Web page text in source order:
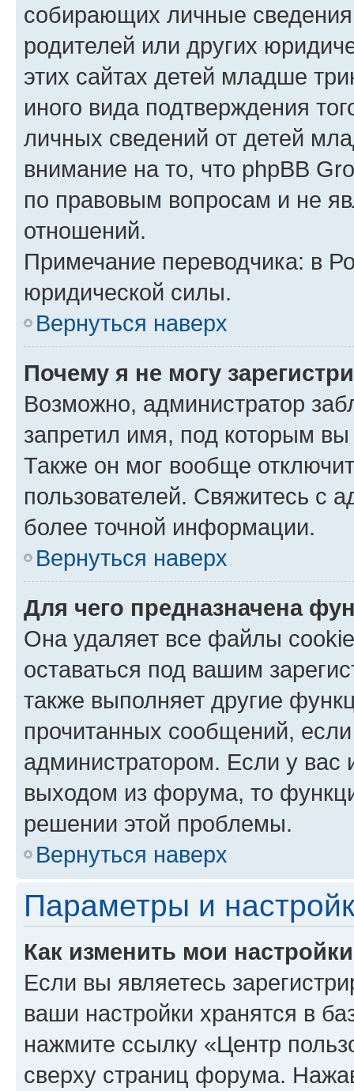
собирающих личные
родителей или других
этих сайтах детей младше
иного вида подтверждения
личных сведений от детей
внимание на то, что phpBB
по правовым вопросам и не
отношений.
Примечание переводчика: в
юридической силы.
Вернуться наверх
Почему я не могу
Возможно, администратор
запретил имя, под которым вы
Также он мог вообще
пользователей. Свяжитесь с
более точной информации.
Вернуться наверх
Для чего предназначена
Она удаляет все файлы
оставаться под вашим
также выполняет другие
прочитанных сообщений,
администратором. Если у
выходом из форума, то
решении этой проблемы.
Вернуться наверх
Параметры и
Как изменить мои
Если вы являетесь
ваши настройки хранятся в
нажмите ссылку «Центр
сверху страниц форума.